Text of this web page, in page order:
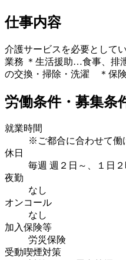
仕事内容
介護サービスを必要として
業務 ＊生活援助…食事、排
の交換・掃除・洗濯 ＊保
労働条件・募集条
就業時間
※ご都合に合わせて働
休日
毎週 週２日～、１日
夜勤
なし
オンコール
なし
加入保険等
労災保険
受動喫煙対策